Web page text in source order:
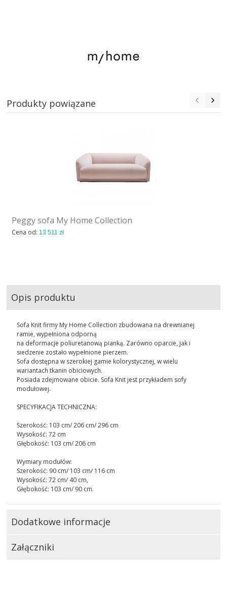
Produkty powiązane
Peggy sofa My Home Collection
Cena od: 13 511 zł
Opis produktu
Sofa Knit firmy My Home Collection zbudowana na drewnianej
ramie, wypełniona odporną
na deformacje poliuretanową pianką. Zarówno oparcie, jak i
siedzenie zostało wypełnione pierzem.
Sofa dostępna w szerokiej gamie kolorystycznej, w wielu
wariantach tkanin obiciowych.
Posiada zdejmowane obicie. Sofa Knit jest przykładem sofy
modułowej.
SPECYFIKACJA TECHNICZNA:
Szerokość: 103 cm/ 206 cm/ 296 cm
Wysokość: 72 cm
Głębokość: 103 cm/ 206 cm
Wymiary modułów:
Szerokość: 90 cm/ 103 cm/ 116 cm
Wysokość: 72 cm/ 40 cm,
Głębokość: 103 cm/ 90 cm.
Dodatkowe informacje
Załączniki